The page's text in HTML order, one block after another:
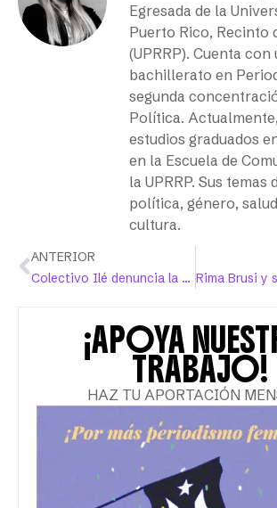
Egresada de la
Puerto Rico, Recinto
(UPRRP). Cuenta con
bachillerato en
segunda
Política.
estudios graduados
en la Escuela de
la UPRRP. Sus temas
política, género,
cultura.
ANTERIOR
Colectivo Ilé denuncia la violencia sexual que sufren las mujeres negras
¡APOYA
TRABAJO!
HAZ TU APORTACIÓN